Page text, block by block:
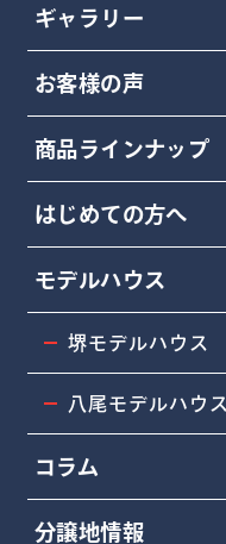
ギャラリー
お客様の声
商品ラインナップ
はじめての方へ
モデルハウス
堺モデルハウス
八尾モデルハウス
コラム
分譲地情報